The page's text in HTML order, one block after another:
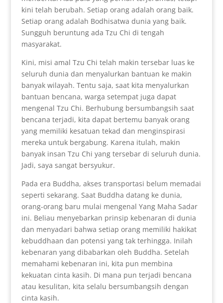
kini telah berubah. Setiap orang adalah orang baik.
Setiap orang adalah Bodhisatwa dunia yang baik.
Sungguh beruntung ada Tzu Chi di tengah
masyarakat.
Kini, misi amal Tzu Chi telah makin tersebar luas ke
seluruh dunia dan menyalurkan bantuan ke makin
banyak wilayah. Tentu saja, saat kita menyalurkan
bantuan bencana, warga setempat juga dapat
mengenal Tzu Chi. Berhubung bersumbangsih saat
bencana terjadi, kita dapat bertemu banyak orang
yang memiliki kesatuan tekad dan menginspirasi
mereka untuk bergabung. Karena itulah, makin
banyak insan Tzu Chi yang tersebar di seluruh dunia.
Jadi, saya sangat bersyukur.
Pada era Buddha, akses transportasi belum memadai
seperti sekarang. Saat Buddha datang ke dunia,
orang-orang baru mulai mengenal Yang Maha Sadar
ini. Beliau menyebarkan prinsip kebenaran di dunia
dan menyadari bahwa setiap orang memiliki hakikat
kebuddhaan dan potensi yang tak terhingga. Inilah
kebenaran yang dibabarkan oleh Buddha. Setelah
memahami kebenaran ini, kita pun membina
kekuatan cinta kasih. Di mana pun terjadi bencana
atau kesulitan, kita selalu bersumbangsih dengan
cinta kasih.